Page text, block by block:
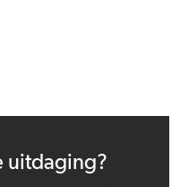
uitdaging?